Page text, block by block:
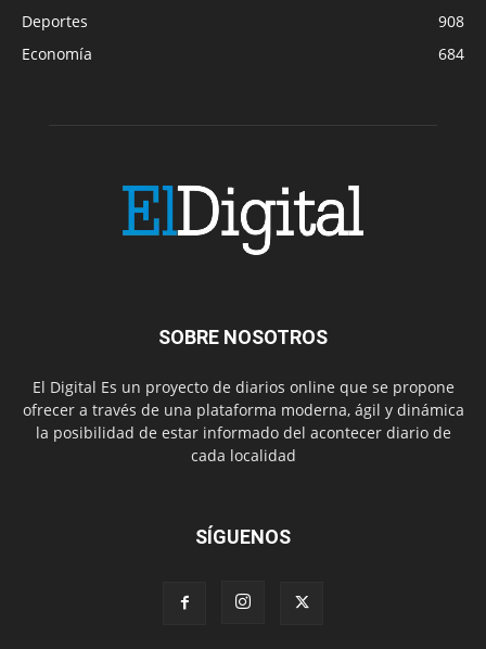
Deportes
908
Economía
684
SOBRE NOSOTROS
El Digital Es un proyecto de diarios online que se propone
ofrecer a través de una plataforma moderna, ágil y dinámica
la posibilidad de estar informado del acontecer diario de
cada localidad
SÍGUENOS